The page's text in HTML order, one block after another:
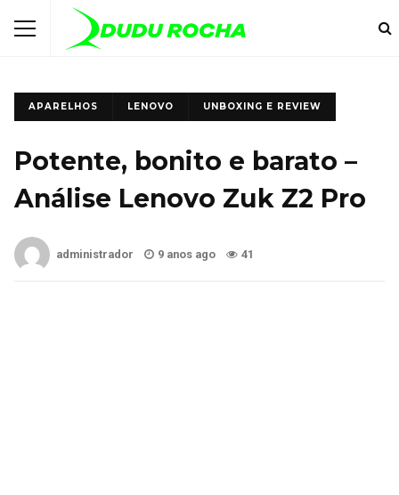
APARELHOS LENOVO UNBOXING E REVIEW
Potente, bonito e barato –
Análise Lenovo Zuk Z2 Pro
administrador 9 anos ago 41